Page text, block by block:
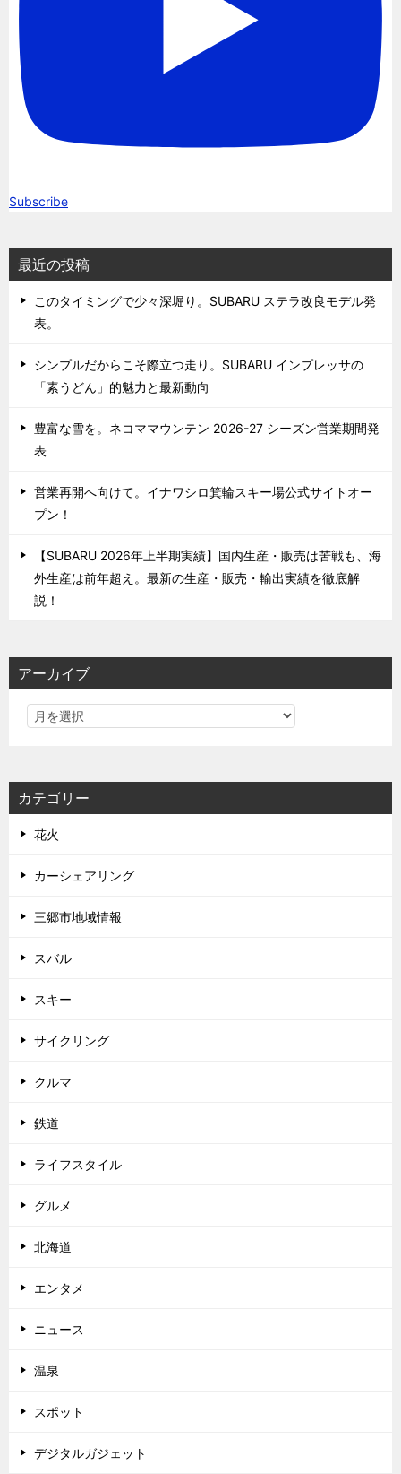
Subscribe
最近の投稿
このタイミングで少々深堀り。SUBARU ステラ改良モデル発
表。
シンプルだからこそ際立つ走り。SUBARU インプレッサの
「素うどん」的魅力と最新動向
豊富な雪を。ネコママウンテン 2026-27 シーズン営業期間発
表
営業再開へ向けて。イナワシロ箕輪スキー場公式サイトオー
プン！
【SUBARU 2026年上半期実績】国内生産・販売は苦戦も、海
外生産は前年超え。最新の生産・販売・輸出実績を徹底解
説！
アーカイブ
カテゴリー
花火
カーシェアリング
三郷市地域情報
スバル
スキー
サイクリング
クルマ
鉄道
ライフスタイル
グルメ
北海道
エンタメ
ニュース
温泉
スポット
デジタルガジェット